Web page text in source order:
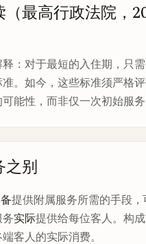
最高行政法院，
：对于最短的入住期，只
。如今，这些标准须严格评
能性，而非仅一次初始服务
之别
提供附属服务所需的手段，
实际提供给每位客人。构
客人的实际消费。